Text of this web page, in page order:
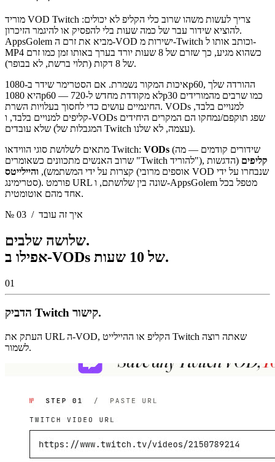
מוריד VOD Twitch צריך לעשות משהו שרוב כלי הקליפ לא יכולים:
להוציא שידור עבר של כמה שעות בלי להפסיק או להיגמר הזיכרון.
AppsGolem מביא את זרם ה-VOD ישירות מ-Twitch וכותב אותו ל-
MP4 כשהוא מגיע, כך שזרם של 8 שעות יורד בערך באותו זמן כמו זרם
של 8 דקות (תלוי ברשת, לא בבופר).
איכות המקור נשמרת. אם הסטרימר שידר ב-1080p60, ההורדה שלך
היא 1080p60 — לא מקודדת מחדש ל-720p30 כמו שרבים מהמורידים
החינמיים עושים כדי לחסוך בעלויות השרת. VODs למנויים בלבד,
קליפים למנויים בלבד, ו-VODs שפג תוקפם/נמחקו הם המקרים היחידים
שלא עובדים (המגבלות של Twitch עצמה, לא שלנו).
מתאים לשלושת סוגי הווידאו Twitch: VODs (שידורים קודמים — מה
שרוב האנשים מתכוונים כשאומרים "Twitch להוריד"),
קליפים (הדגשות
קצרות על ידי המשתמש), והיילייטס
(אוספים מרובי VOD שנבחרו על ידי
סטרימינג). פורמט URL שונה בין שלושתם, ו-AppsGolem מטפל בכל
אחד מהם אוטומטית.
№ 03
/ איך זה עובד
שלושה שלבים.
אפילו ב-VODs של 10 שעות.
01
הדביק Twitch קישור.
העתק את URL ה-VOD, הקליפ או ההיילייט Twitch שאתה רוצה
לשמור.